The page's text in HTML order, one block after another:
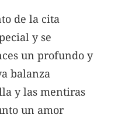
de la cita
y se
un profundo y
balanza
y las mentiras
un amor